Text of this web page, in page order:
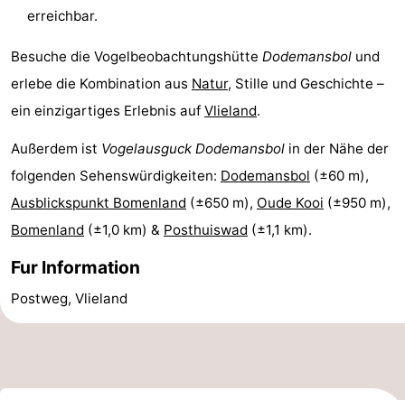
erreichbar.
Besuche die Vogelbeobachtungshütte Dodemansbol und
erlebe die Kombination aus Natur, Stille und Geschichte –
ein einzigartiges Erlebnis auf Vlieland.
Außerdem ist Vogelausguck Dodemansbol in der Nähe der
folgenden Sehenswürdigkeiten: Dodemansbol (±60 m),
Ausblickspunkt Bomenland (±650 m), Oude Kooi (±950 m),
Bomenland (±1,0 km) & Posthuiswad (±1,1 km).
Fur Information
Postweg, Vlieland